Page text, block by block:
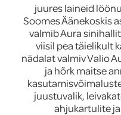
Global
juures laineid
Soomes Äänekoskis
valmib Aura
viisil pea täielikult
nädalat valmiv Valio
ja hõrk maitse
juustuvalik,
ahjukartulite